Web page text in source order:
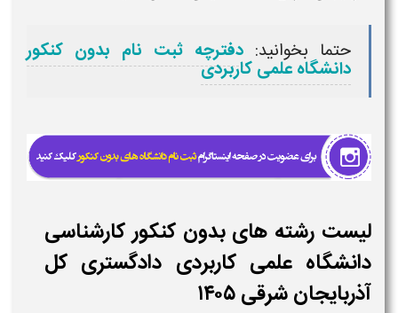
حتما بخوانید: دفترچه ثبت نام بدون کنکور
دانشگاه علمی کاربردی
لیست رشته های بدون کنکور کارشناسی
دانشگاه علمی کاربردی دادگستری کل
آذربایجان شرقی ۱۴۰۵